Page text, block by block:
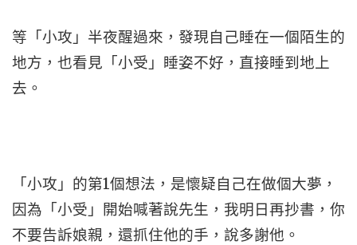
等「小攻」半夜醒過來，發現自己睡在一個陌生的
地方，也看見「小受」睡姿不好，直接睡到地上
去。
「小攻」的第1個想法，是懷疑自己在做個大夢，
因為「小受」開始喊著說先生，我明日再抄書，你
不要告訴娘親，還抓住他的手，說多謝他。